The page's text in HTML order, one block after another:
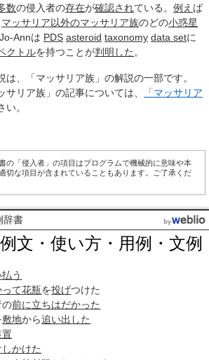
数の侵入者の存在が確認されている。 例え ば
マッサリア以外のマッサリア族のどの小惑星
Annは PDS asteroid taxonomy data setに
クトルを持つことが判明した。
、「マッサリア族」の解説の一部です。
サリア族」の記事については、
「マッサリア
い。
の「侵入者」の項目はプログラムで機械的に意味や本
切な項目が含まれていることもあります。ご了承くだ
辞書
文・使い方・用例・文例
う
って花瓶を投げつけた
の前に立ちはだかった
敷地から追い出した
置
しかけた